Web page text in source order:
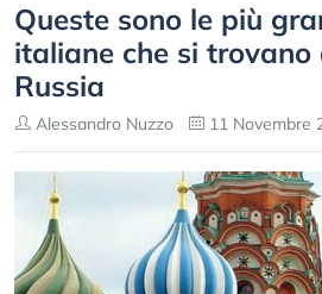
Queste sono le più
italiane che si trovano
Russia
Alessandro Nuzzo 11 Novembre